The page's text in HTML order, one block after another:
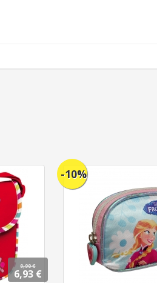
9,90 €
6,93 €
-10%